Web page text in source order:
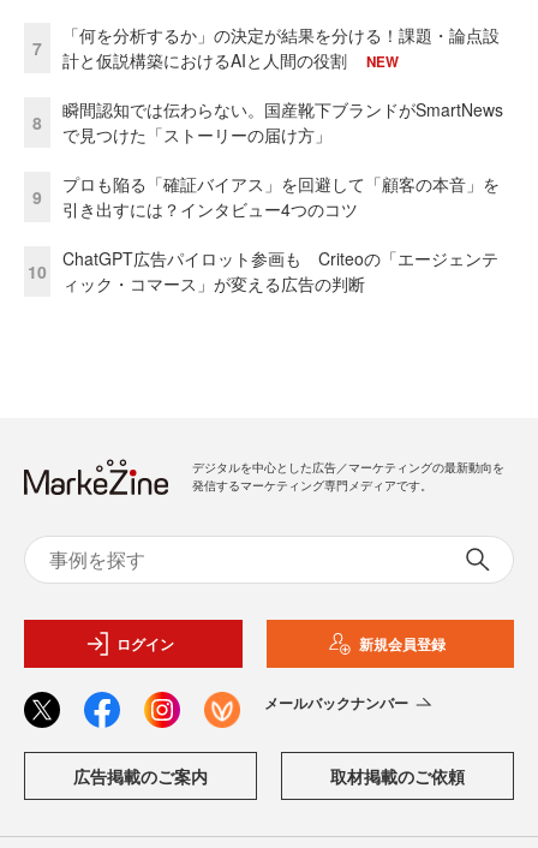
7
「何を分析するか」の決定が結果を分ける！課題・論点設
計と仮説構築におけるAIと人間の役割
NEW
8
瞬間認知では伝わらない。国産靴下ブランドがSmartNews
で見つけた「ストーリーの届け方」
9
プロも陥る「確証バイアス」を回避して「顧客の本音」を
引き出すには？インタビュー4つのコツ
10
ChatGPT広告パイロット参画も Criteoの「エージェンテ
ィック・コマース」が変える広告の判断
デジタルを中心とした広告／マーケティングの最新動向を
発信するマーケティング専門メディアです。
ログイン 新規会員登録
メールバックナンバー
広告掲載のご案内 取材掲載のご依頼